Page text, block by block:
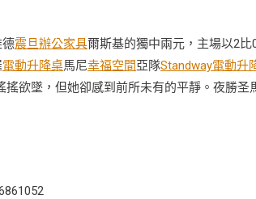
德震旦辦公家具爾斯基的獨中兩元，主場以2比
電動升降桌馬尼幸福空間亞隊Standway電動升
欲墜，但她卻感到前所未有的平靜。夜勝圣